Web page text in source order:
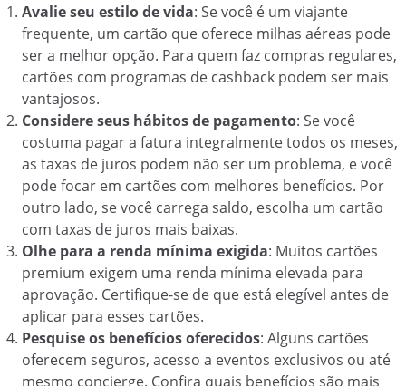
Avalie seu estilo de vida: Se você é um viajante
frequente, um cartão que oferece milhas aéreas pode
ser a melhor opção. Para quem faz compras regulares,
cartões com programas de cashback podem ser mais
vantajosos.
Considere seus hábitos de pagamento: Se você
costuma pagar a fatura integralmente todos os meses,
as taxas de juros podem não ser um problema, e você
pode focar em cartões com melhores benefícios. Por
outro lado, se você carrega saldo, escolha um cartão
com taxas de juros mais baixas.
Olhe para a renda mínima exigida: Muitos cartões
premium exigem uma renda mínima elevada para
aprovação. Certifique-se de que está elegível antes de
aplicar para esses cartões.
Pesquise os benefícios oferecidos: Alguns cartões
oferecem seguros, acesso a eventos exclusivos ou até
mesmo concierge. Confira quais benefícios são mais